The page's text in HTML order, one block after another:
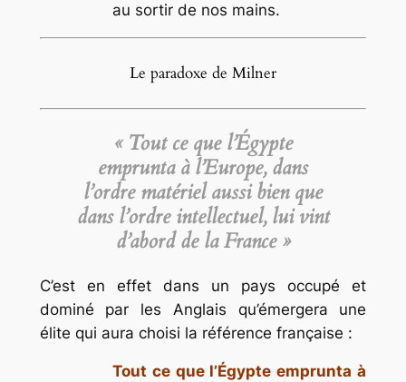
au sortir de nos mains.
Le paradoxe de Milner
« Tout ce que l’Égypte
emprunta à l’Europe, dans
l’ordre matériel aussi bien que
dans l’ordre intellectuel, lui vint
d’abord de la France »
C’est en effet dans un pays occupé et
dominé par les Anglais qu’émergera une
élite qui aura choisi la référence française :
Tout ce que l’Égypte emprunta à